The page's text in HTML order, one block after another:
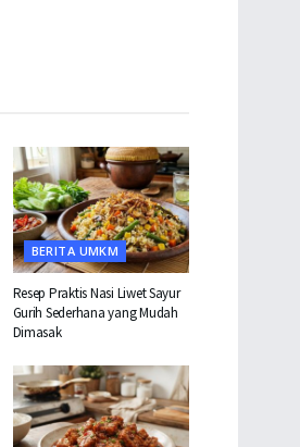
BERITA UMKM
Resep Praktis Nasi Liwet Sayur
Gurih Sederhana yang Mudah
Dimasak